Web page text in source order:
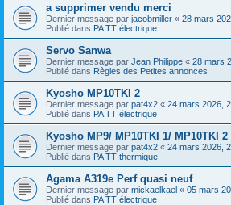
a supprimer vendu merci
Dernier message par jacobmiller « 28 mars
Publié dans PA TT électrique
Servo Sanwa
Dernier message par Jean Philippe « 28 mars
Publié dans Règles des Petites annonces
Kyosho MP10TKI 2
Dernier message par pat4x2 « 24 mars 2026,
Publié dans PA TT électrique
Kyosho MP9/ MP10TKI 1/ MP10TKI 2
Dernier message par pat4x2 « 24 mars 2026,
Publié dans PA TT thermique
Agama A319e Perf quasi neuf
Dernier message par mickaelkael « 05 mars
Publié dans PA TT électrique